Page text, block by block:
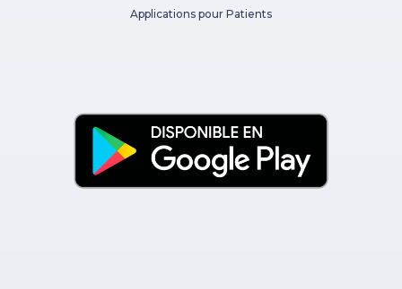
Applications pour Patients